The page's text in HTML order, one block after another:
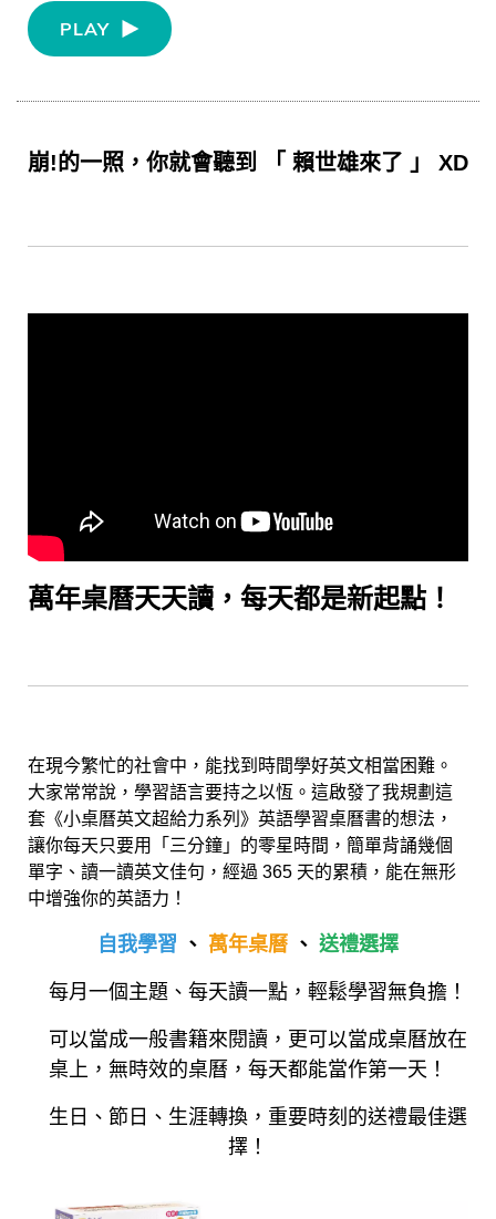
PLAY
崩!的一照，你就會聽到 「 賴世雄來了 」 XD
萬年桌曆天天讀，每天都是新起點！
在現今繁忙的社會中，能找到時間學好英文相當困難。
大家常常說，學習語言要持之以恆。這啟發了我規劃這
套《小桌曆英文超給力系列》英語學習桌曆書的想法，
讓你每天只要用「三分鐘」的零星時間，簡單背誦幾個
單字、讀一讀英文佳句，經過 365 天的累積，能在無形
中增強你的英語力！
自我學習 、 萬年桌曆、 送禮選擇
每月一個主題、每天讀一點，輕鬆學習無負擔！
可以當成一般書籍來閱讀，更可以當成桌曆放在
桌上，無時效的桌曆，每天都能當作第一天！
生日、節日、生涯轉換，重要時刻的送禮最佳選
擇！